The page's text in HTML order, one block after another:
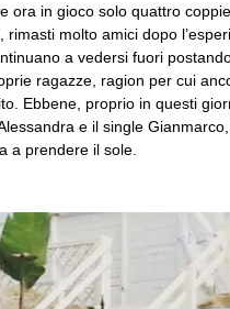
ora in gioco solo quattro
rimasti molto amici dopo
a vedersi fuori
ragazze, ragion per cui
Ebbene, proprio in questi
e il single
a prendere il sole.